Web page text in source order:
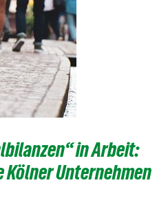
in Arbeit:
Kölner Unternehmen